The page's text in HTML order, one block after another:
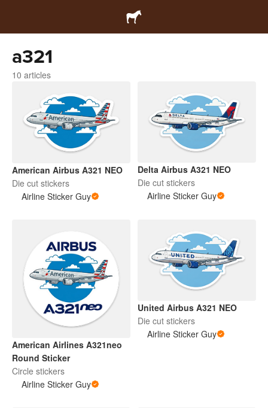
a321
10 articles
American Airbus A321 NEO
Die cut stickers
Airline Sticker Guy
Delta Airbus A321 NEO
Die cut stickers
Airline Sticker Guy
American Airlines A321neo
Round Sticker
Circle stickers
Airline Sticker Guy
United Airbus A321 NEO
Die cut stickers
Airline Sticker Guy